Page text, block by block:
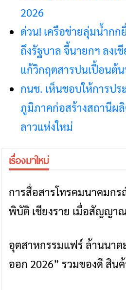
2026
ด่วน! เครือข่ายลุ่มน้ำกก
ถึงรัฐบาล จี้นายกฯ ลงเชี
แก้วิกฤตสารปนเปื้อนต้
กนช. เห็นชอบให้การปร
ภูมิภาคก่อสร้างสถานีผ
ลาวแห่งใหม่
เรื่องมาใหม่
ข่
การสื่อสารโทรคมนาคมก
พิบัติ เชียงราย เมื่อสัญญา
ข่
อุตสาหกรรมแฟร์ ล้านนาต
ออก 2026” รวมของดี สินค้